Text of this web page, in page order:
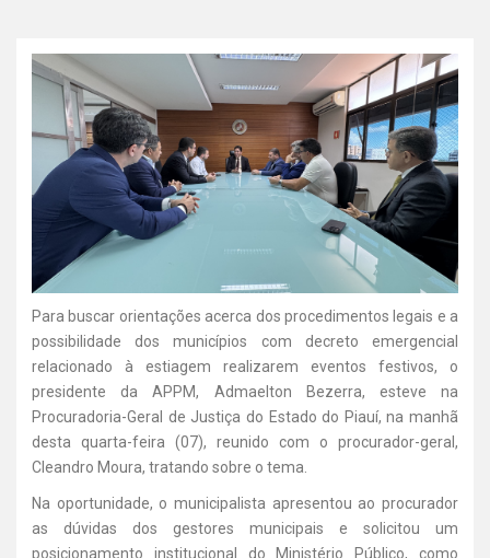
Para buscar orientações acerca dos procedimentos legais e a
possibilidade dos municípios com decreto emergencial
relacionado à estiagem realizarem eventos festivos, o
presidente da APPM, Admaelton Bezerra, esteve na
Procuradoria-Geral de Justiça do Estado do Piauí, na manhã
desta quarta-feira (07), reunido com o procurador-geral,
Cleandro Moura, tratando sobre o tema.
Na oportunidade, o municipalista apresentou ao procurador
as dúvidas dos gestores municipais e solicitou um
posicionamento institucional do Ministério Público, como